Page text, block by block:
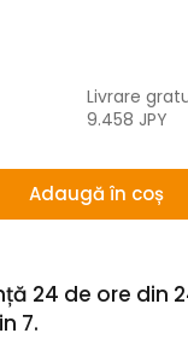
Livrare
9.458 JPY
Adaugă în coș
24 de ore din
7.